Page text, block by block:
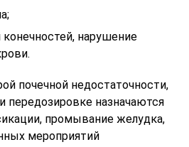
конечностей, нарушение
почечной недостаточности,
передозировке назначаются
промывание желудка,
мероприятий